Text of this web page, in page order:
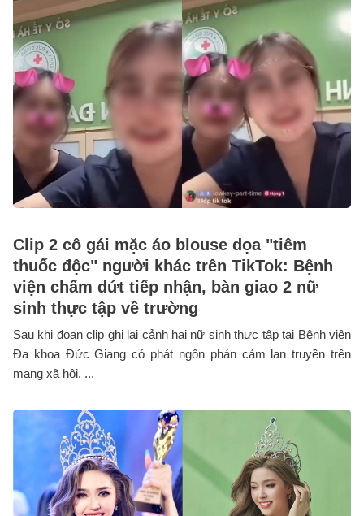
Clip 2 cô gái mặc áo blouse dọa "tiêm
thuốc độc" người khác trên TikTok: Bệnh
viện chấm dứt tiếp nhận, bàn giao 2 nữ
sinh thực tập về trường
Sau khi đoạn clip ghi lại cảnh hai nữ sinh thực tập tại Bệnh viện
Đa khoa Đức Giang có phát ngôn phản cảm lan truyền trên
mạng xã hội, ...